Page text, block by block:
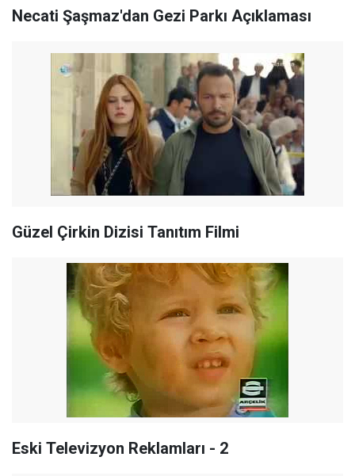
Necati Şaşmaz'dan Gezi Parkı Açıklaması
Güzel Çirkin Dizisi Tanıtım Filmi
Eski Televizyon Reklamları - 2